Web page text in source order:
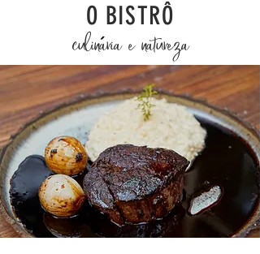
O BISTRÔ
´
culinária e natureza